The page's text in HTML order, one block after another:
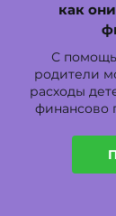
как
С
родители
расходы
финансово